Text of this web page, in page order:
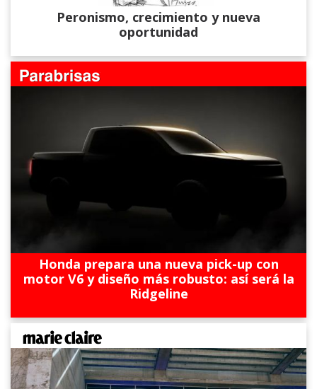
Peronismo, crecimiento y nueva
oportunidad
Honda prepara una nueva pick-up con
motor V6 y diseño más robusto: así será la
Ridgeline